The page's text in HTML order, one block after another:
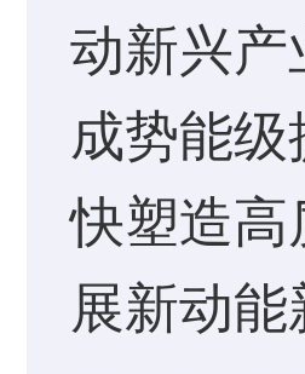
动新兴产
成势能级
快塑造高
展新动能